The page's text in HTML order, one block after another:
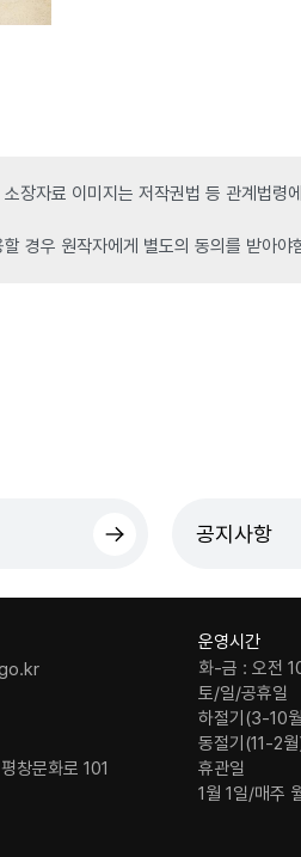
장자료 이미지는 저작권법 등 관계법
경우 원작자에게 별도의 동의를 받아야
공지사항
창문화로 101
운영시간
화-금 : 오전
토/일/공휴일
하절기(3-10
동절기(11-2
휴관일
1월 1일/매주